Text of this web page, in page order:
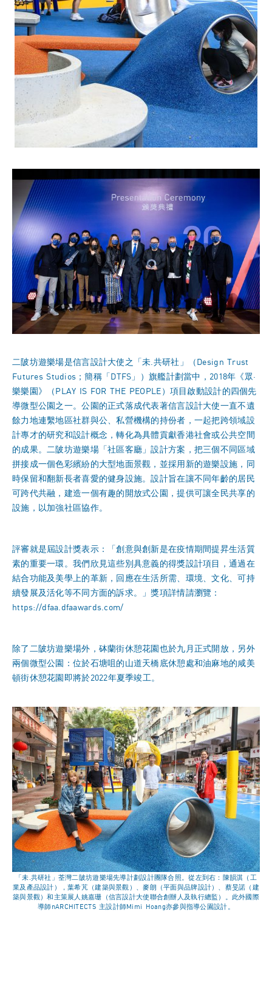
二陂坊遊樂場是信言設計大使之「未.共研社」（Design Trust
Futures Studios；簡稱「DTFS」）旗艦計劃當中，2018年《眾·
樂樂園》（PLAY IS FOR THE PEOPLE）項目啟動設計的四個先
導微型公園之一。公園的正式落成代表著信言設計大使一直不遺
餘力地連繫地區社群與公、私營機構的持份者，一起把跨領域設
計專才的研究和設計概念，轉化為具體貢獻香港社會或公共空間
的成果。二陂坊遊樂場「社區客廳」設計方案，把三個不同區域
拼接成一個色彩繽紛的大型地面景觀，並採用新的遊樂設施，同
時保留和翻新長者喜愛的健身設施。設計旨在讓不同年齡的居民
可跨代共融，建造一個有趣的開放式公園，提供可讓全民共享的
設施，以加強社區協作。
評審就是屆設計獎表示：「創意與創新是在疫情期間提昇生活質
素的重要一環。我們欣見這些別具意義的得獎設計項目，通過在
結合功能及美學上的革新，回應在生活所需、環境、文化、可持
續發展及活化等不同方面的訴求。」獎項詳情請瀏覽：
https://dfaa.dfaawards.com/
除了二陂坊遊樂場外，砵蘭街休憩花園也於九月正式開放，另外
兩個微型公園：位於石塘咀的山道天橋底休憩處和油麻地的咸美
頓街休憩花園即將於2022年夏季竣工。
「未.共研社」荃灣二陂坊遊樂場先導計劃設計團隊合照。從左到右：陳韻淇（工
業及產品設計），葉希芃（建築與景觀）、麥朗（平面與品牌設計）、蔡旻諾（建
築與景觀）和主策展人姚嘉珊（信言設計大使聯合創辦人及執行總監）。此外國際
導師nARCHITECTS 主設計師Mimi Hoang亦參與指導公園設計。